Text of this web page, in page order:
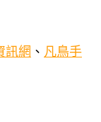
訊網 、 凡鳥手